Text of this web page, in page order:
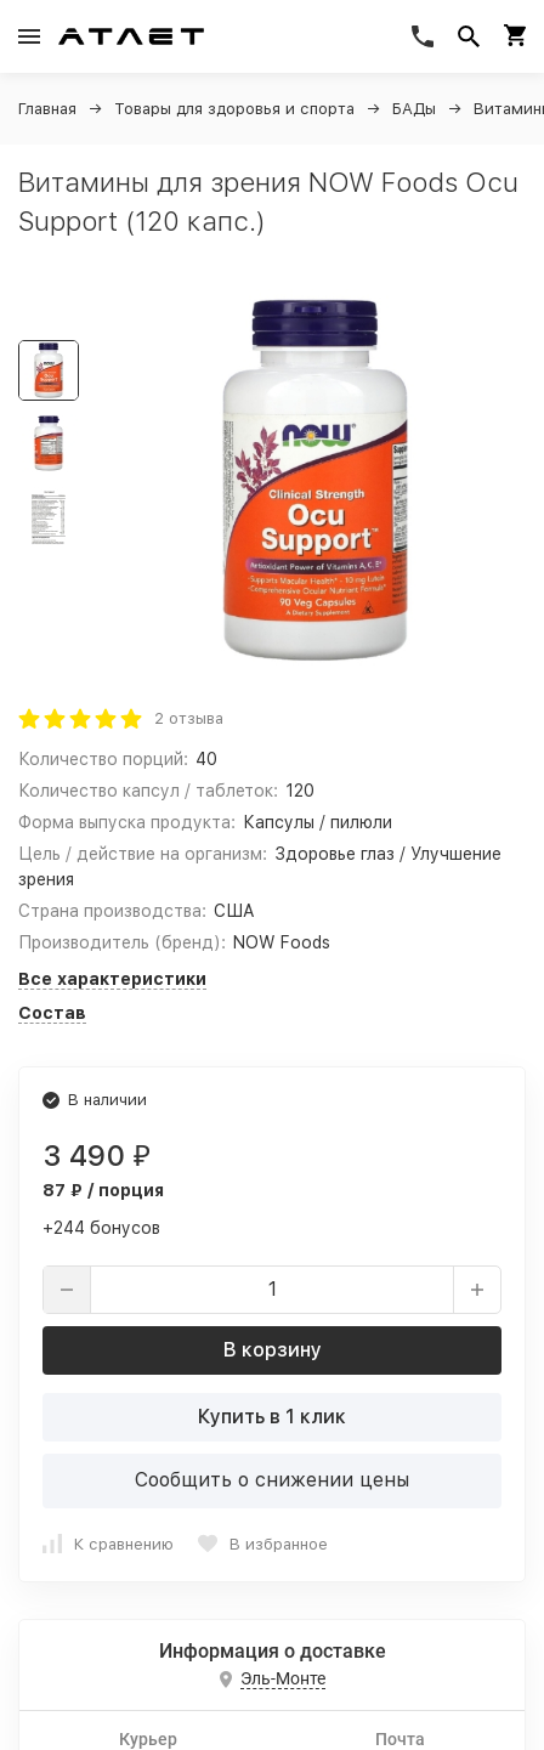
Главная Товары для здоровья и спорта БАДы
Витамины для зрения NOW Foods Ocu
Support (120 капс.)
2 отзыва
Количество порций: 40
Количество капсул / таблеток: 120
Форма выпуска продукта:
Капсулы / пилюли
Цель / действие на организм: Здоровье глаз / Улучшение
зрения
Страна производства: США
Производитель (бренд): NOW Foods
Все характеристики
Состав
В наличии
3 490 ₽
87 ₽ / порция
+244 бонусов
В корзину
Купить в 1 клик
Сообщить о снижении цены
К сравнению В избранное
Информация о доставке
Эль-Монте
Курьер Почта